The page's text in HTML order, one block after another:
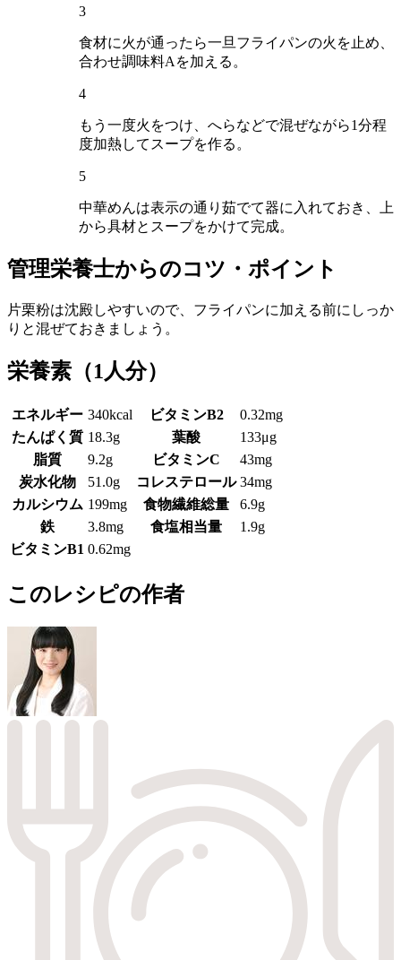
3
食材に火が通ったら一旦フライパンの火を止め、
合わせ調味料Aを加える。
4
もう一度火をつけ、へらなどで混ぜながら1分程
度加熱してスープを作る。
5
中華めんは表示の通り茹でて器に入れておき、上
から具材とスープをかけて完成。
管理栄養士からのコツ・ポイント
片栗粉は沈殿しやすいので、フライパンに加える前にしっか
りと混ぜておきましょう。
栄養素 （1人分）
エネルギー 340kcal ビタミンB2
0.32mg
たんぱく質 18.3g 葉酸
133μg
脂質
9.2g ビタミンC
43mg
炭水化物
51.0g コレステロール 34mg
カルシウム 199mg 食物繊維総量
6.9g
鉄
3.8mg 食塩相当量
1.9g
ビタミンB1 0.62mg
このレシピの作者